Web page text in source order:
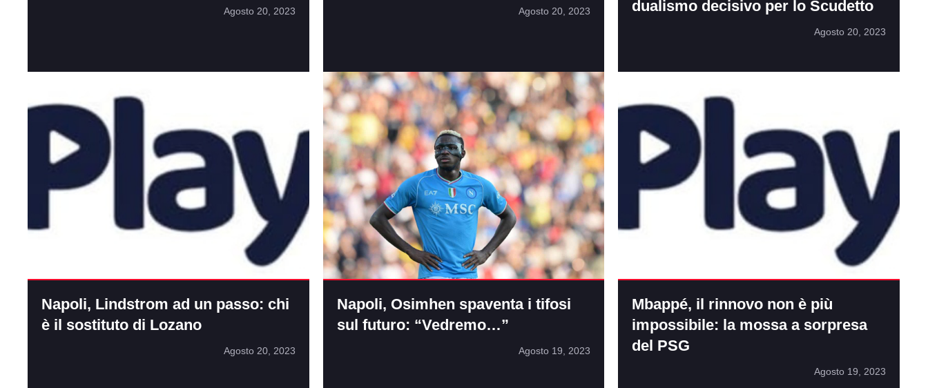
Agosto 20, 2023 Agosto 20, 2023
dualismo decisivo per lo Scudetto
Agosto 20, 2023
Napoli, Lindstrom ad un passo: chi
è il sostituto di Lozano
Agosto 20, 2023
Napoli, Osimhen spaventa i tifosi
sul futuro: “Vedremo…”
Agosto 19, 2023
Mbappé, il rinnovo non è più
impossibile: la mossa a sorpresa
del PSG
Agosto 19, 2023